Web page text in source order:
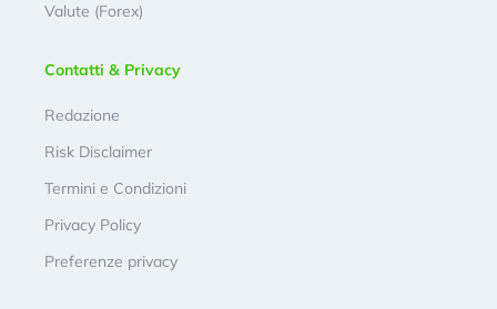
Valute (Forex)
Contatti & Privacy
Redazione
Risk Disclaimer
Termini e Condizioni
Privacy Policy
Preferenze privacy